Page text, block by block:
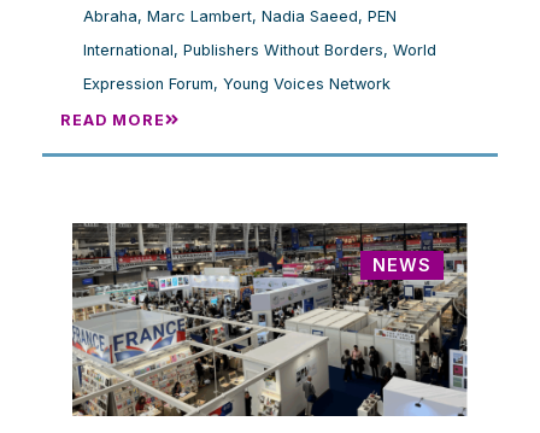
Abraha, Marc Lambert, Nadia Saeed, PEN
International, Publishers Without Borders, World
Expression Forum, Young Voices Network
READ MORE
NEWS